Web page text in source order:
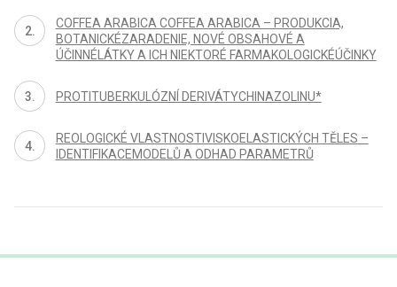
COFFEA ARABICA COFFEA ARABICA – PRODUKCIA,
BOTANICKÉZARADENIE, NOVÉ OBSAHOVÉ A
ÚČINNÉLÁTKY A ICH NIEKTORÉ FARMAKOLOGICKÉÚČINKY
PROTITUBERKULÓZNÍ DERIVÁTYCHINAZOLINU*
REOLOGICKÉ VLASTNOSTIVISKOELASTICKÝCH TĚLES –
IDENTIFIKACEMODELŮ A ODHAD PARAMETRŮ